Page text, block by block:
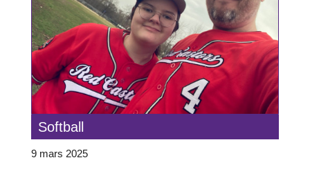
Softball
9 mars 2025